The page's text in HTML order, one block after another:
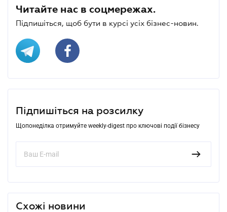
Читайте нас в соцмережах.
Підпишіться, щоб бути в курсі усіх бізнес-новин.
Підпишіться на розсилку
Щопонеділка отримуйте weekly-digest про ключові події бізнесу
Схожі новини